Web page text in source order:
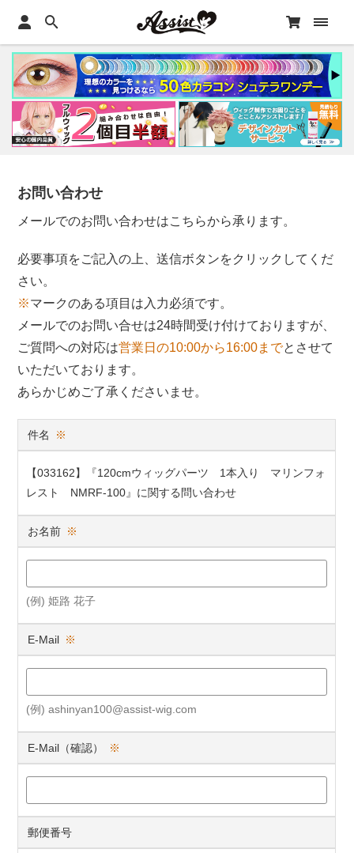
お問い合わせ
メールでのお問い合わせはこちらから承ります。
必要事項をご記入の上、送信ボタンをクリックしてくだ
さい。
※マークのある項目は入力必須です。
メールでのお問い合せは24時間受け付けておりますが、
ご質問への対応は営業日の10:00から16:00までとさせて
いただいております。
あらかじめご了承くださいませ。
件名 ※
【033162】『120cmウィッグパーツ 1本入り マリンフォ
レスト NMRF-100』に関する問い合わせ
お名前 ※
(例) 姫路 花子
E-Mail ※
(例) ashinyan100@assist-wig.com
E-Mail（確認） ※
郵便番号